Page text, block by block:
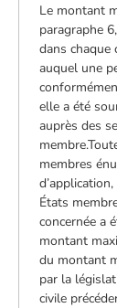
Le montant
paragraphe
dans
auquel une
elle a été
auprès des
membres
États
concernée a
montant
du montant
par la
civile